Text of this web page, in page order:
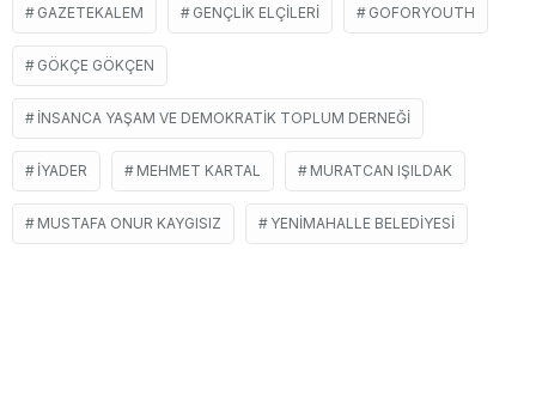
GAZETEKALEM GENÇLIK ELÇILERI GOFORYOUTH
GÖKÇE GÖKÇEN
İNSANCA YAŞAM VE DEMOKRATIK TOPLUM DERNEĞI
İYADER MEHMET KARTAL MURATCAN IŞILDAK
MUSTAFA ONUR KAYGISIZ YENIMAHALLE BELEDIYESI